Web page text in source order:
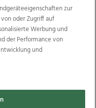
Wimmer
Ischler Woche
OÖN Immobilien
Promenaden Galerien
wirtrauern.at
GmbH & Co KG
zur
oder Zugriff auf
Werbung und
der Performance von
und